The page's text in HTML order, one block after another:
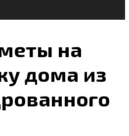
на
дома из